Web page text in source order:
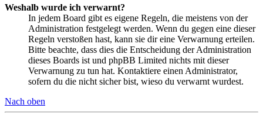
Weshalb wurde ich verwarnt?
In jedem Board gibt es eigene Regeln, die meistens von der
Administration festgelegt werden. Wenn du gegen eine dieser
Regeln verstoßen hast, kann sie dir eine Verwarnung erteilen.
Bitte beachte, dass dies die Entscheidung der Administration
dieses Boards ist und phpBB Limited nichts mit dieser
Verwarnung zu tun hat. Kontaktiere einen Administrator,
sofern du die nicht sicher bist, wieso du verwarnt wurdest.
Nach oben